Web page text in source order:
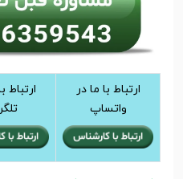
ارتباط با ما در
واتساپ
ارتباط